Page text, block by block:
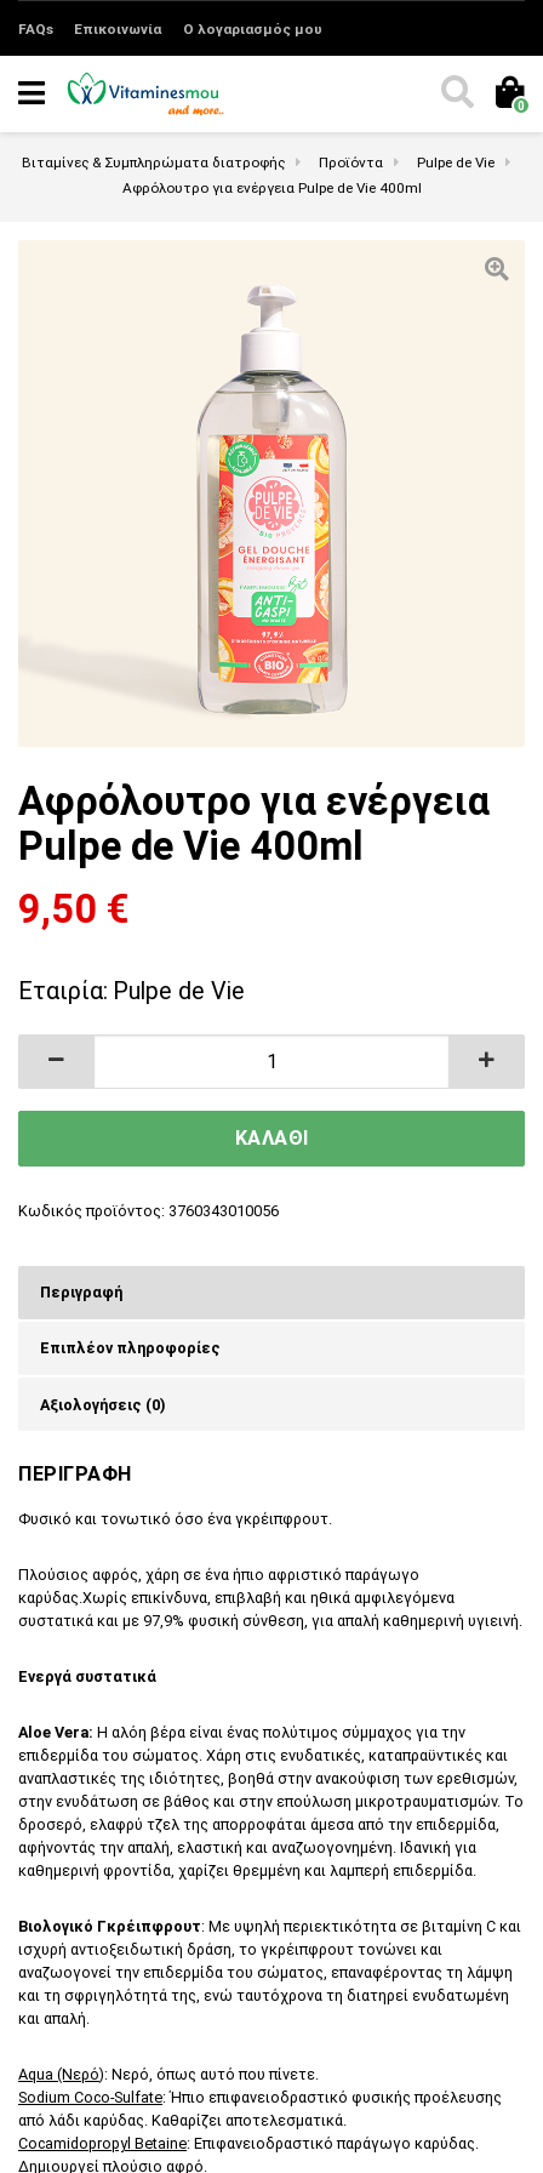
FAQs Επικοινωνία Ο λογαριασμός μου
0
Βιταμίνες & Συμπληρώματα διατροφής Προϊόντα
Pulpe de Vie
Αφρόλουτρο για ενέργεια Pulpe de Vie 400ml
Αφρόλουτρο για ενέργεια
Pulpe de Vie 400ml
9,50 €
Εταιρία: Pulpe de Vie
Αφρόλουτρο για ενέργεια Pulpe de Vie 400ml
ΚΑΛΑΘΙ
Κωδικός προϊόντος: 3760343010056
Περιγραφή
Επιπλέον πληροφορίες
Αξιολογήσεις (0)
ΠΕΡΙΓΡΑΦΗ
Φυσικό και τονωτικό όσο ένα γκρέιπφρουτ.
Πλούσιος αφρός, χάρη σε ένα ήπιο αφριστικό παράγωγο
καρύδας.Χωρίς επικίνδυνα, επιβλαβή και ηθικά αμφιλεγόμενα
συστατικά και με 97,9% φυσική σύνθεση, για απαλή καθημερινή υγιεινή.
Ενεργά συστατικά
Aloe Vera: Η αλόη βέρα είναι ένας πολύτιμος σύμμαχος για την
επιδερμίδα του σώματος. Χάρη στις ενυδατικές, καταπραϋντικές και
αναπλαστικές της ιδιότητες, βοηθά στην ανακούφιση των ερεθισμών,
στην ενυδάτωση σε βάθος και στην επούλωση μικροτραυματισμών. Το
δροσερό, ελαφρύ τζελ της απορροφάται άμεσα από την επιδερμίδα,
αφήνοντάς την απαλή, ελαστική και αναζωογονημένη. Ιδανική για
καθημερινή φροντίδα, χαρίζει θρεμμένη και λαμπερή επιδερμίδα.
Βιολογικό Γκρέιπφρουτ: Με υψηλή περιεκτικότητα σε βιταμίνη C και
ισχυρή αντιοξειδωτική δράση, το γκρέιπφρουτ τονώνει και
αναζωογονεί την επιδερμίδα του σώματος, επαναφέροντας τη λάμψη
και τη σφριγηλότητά της, ενώ ταυτόχρονα τη διατηρεί ενυδατωμένη
και απαλή.
Aqua (Νερό): Νερό, όπως αυτό που πίνετε.
Sodium Coco-Sulfate: Ήπιο επιφανειοδραστικό φυσικής προέλευσης
από λάδι καρύδας. Καθαρίζει αποτελεσματικά.
Cocamidopropyl Betaine: Επιφανειοδραστικό παράγωγο καρύδας.
Δημιουργεί πλούσιο αφρό.